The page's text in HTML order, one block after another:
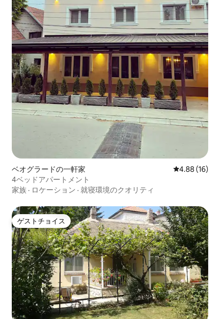
ベオグラードの一軒家 レビュー16
4.88 (16)
4ベッドアパートメント
家族 · ロケーション · 就寝環境のクオリティ
ゲストチョイス
ゲストチョイス